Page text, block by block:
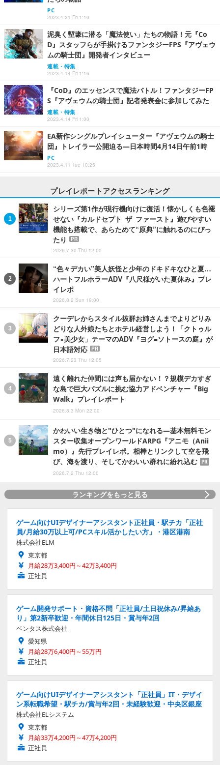
PC
2023.4.21 Fri 1:10
泥臭く塹壕に潜る「魔法使い」たちの物語！元『Co
D』スタッフらが手掛けるファンタジーFPS『アヴェウ
ムの騎士団』開発者インタビュー
連載・特集
2023.4.14 Fri 1:16
『CoD』のエッセンスで魔法バトル！ファンタジーFP
S『アヴェウムの騎士団』記者発表会に参加してみた
連載・特集
2023.4.14 Fri 1:00
EA新作シングルプレイシューター『アヴェウムの騎士
団』トレイラー公開迫る―日本時間4月14日午前1時
PC
2023.4.11 Tue 10:25
プレイレポートアクセスランキング
シリーズ第1作が現行機向けに復活！懐かしくも色褪
せない『カルドセプト ザ ファースト』遊びやすい
機能も搭載で、あらためて“原典”に触れるのにぴっ
たり
PR
2026.7.30 Thu 12:00
“色々デカい”美人妖怪と少年のドキドキなひと夏…
ハートフルホラーADV『八尺様がいた夏休み』プレ
イレポ
2026.8.2 Sun 19:00
クーデレからスタイル抜群お姉さんまでよりどりみ
どりな人外娘たちとホテル経営しよう！「クトゥル
フ×美少女」テーマのADV『ヨグ=ソトースの庭』が
日本語対応
PR
2026.7.23 Thu 12:05
遠く離れた仲間には声も届かない！？規模デカすぎ
な島で巨大パズルに挑む協力アドベンチャー『Big
Walk』プレイレポート
2026.8.3 Mon 22:00
かわいい生き物と"ひとつ"になれる―基本無料モン
スター収集オープンワールドARPG『アニモ（Anii
mo）』先行プレイレポ。相棒とリンクして空を飛
び、海を渡り、そしてかわいい群れに紛れ込む
PR
2026.7.2 Thu 12:00
ランキングをもっと見る
ゲーム向けUIデザイナーアシスタント正社員・駅チカ「正社
員/月給30万以上可/PCスキル活かしたい方」・港区港南
株式会社ELM
東京都
月給28万3,400円～42万3,400円
正社員
ゲーム開発サポート・資格不問「正社員/土日祝休み/昇給あ
り」第2新卒歓迎・年間休日125日・賞与年2回
ベンタス株式会社
愛知県
月給28万6,400円～55万円
正社員
ゲーム向けUIデザイナーアシスタント「正社員」IT・デザイ
ン系転職希望・駅チカ/賞与年2回・未経験歓迎・中央区銀座
株式会社ELシステム
東京都
月給33万4,200円～47万4,200円
正社員